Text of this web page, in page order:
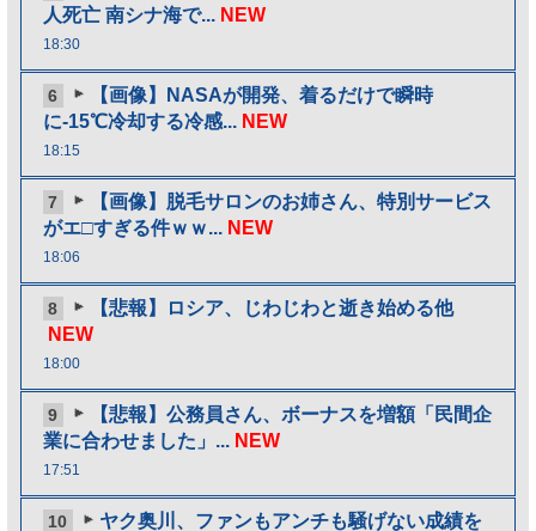
人死亡 南シナ海で... NEW
18:30
6
【画像】NASAが開発、着るだけで瞬時
に-15℃冷却する冷感... NEW
18:15
7
【画像】脱毛サロンのお姉さん、特別サービス
がエ□すぎる件ｗｗ... NEW
18:06
8
【悲報】ロシア、じわじわと逝き始める他
NEW
18:00
9
【悲報】公務員さん、ボーナスを増額「民間企
業に合わせました」... NEW
17:51
10 ヤク奥川、ファンもアンチも騒げない成績を